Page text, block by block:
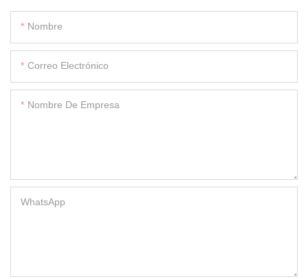
Nombre
Correo Electrónico
Nombre De Empresa
WhatsApp